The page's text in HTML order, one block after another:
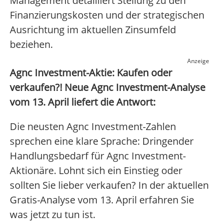
Finanzierungskosten und der strategischen
Ausrichtung im aktuellen Zinsumfeld
beziehen.
Anzeige
Agnc Investment-Aktie: Kaufen oder
verkaufen?! Neue Agnc Investment-Analyse
vom 13. April liefert die Antwort:
Die neusten Agnc Investment-Zahlen
sprechen eine klare Sprache: Dringender
Handlungsbedarf für Agnc Investment-
Aktionäre. Lohnt sich ein Einstieg oder
sollten Sie lieber verkaufen? In der aktuellen
Gratis-Analyse vom 13. April erfahren Sie
was jetzt zu tun ist.